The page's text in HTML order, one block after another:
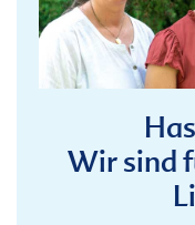
Wir sind